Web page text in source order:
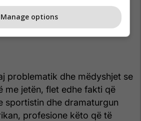
problematik dhe mëdyshjet se
me jetën, flet edhe fakti që
sportistin dhe dramaturgun
profesione këto që të
Manage options